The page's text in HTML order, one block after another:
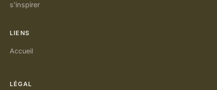
s'inspirer
LIENS
Accueil
LÉGAL